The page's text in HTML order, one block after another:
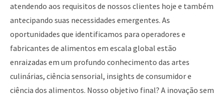
atendendo aos requisitos de nossos clientes hoje e também
antecipando suas necessidades emergentes. As
oportunidades que identificamos para operadores e
fabricantes de alimentos em escala global estão
enraizadas em um profundo conhecimento das artes
culinárias, ciência sensorial, insights de consumidor e
ciência dos alimentos. Nosso objetivo final? A inovação sem